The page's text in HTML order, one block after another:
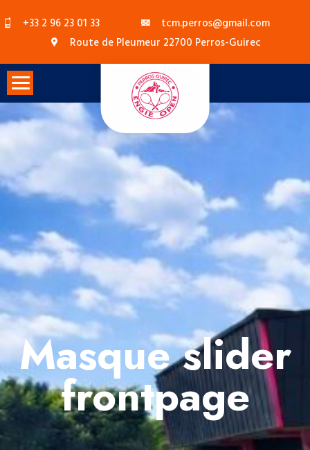
to
+33 2 96 23 01 33
tcm.perros@gmail.com
Route de Pleumeur 22700 Perros-Guirec
Masque slider
frontpage